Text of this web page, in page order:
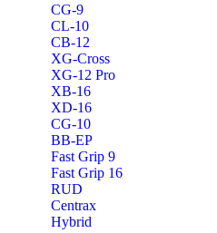
CG-9
CL-10
CB-12
XG-Cross
XG-12 Pro
XB-16
XD-16
CG-10
BB-EP
Fast Grip 9
Fast Grip 16
RUD
Centrax
Hybrid